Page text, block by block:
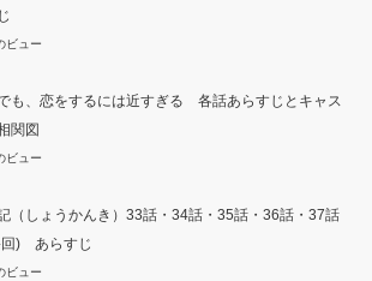
ビュー
も、恋をするには近すぎる 各話あらすじとキャス
関図
ビュー
（しょうかんき）33話・34話・35話・36話・37話
回) あらすじ
ビュー